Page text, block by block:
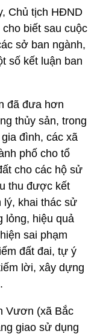
Chủ tịch HĐND
biết sau cuộc
sở ban ngành,
số kết luận ban
đã đưa hơn
thủy sản, trong
đình, các xã
phố cho tổ
cho các hộ sử
thu được kết
lý, khai thác sử
lỏng, hiệu quả
sai phạm
đất đai, tự ý
lời, xây dựng
Vươn (xã Bắc
giao sử dụng